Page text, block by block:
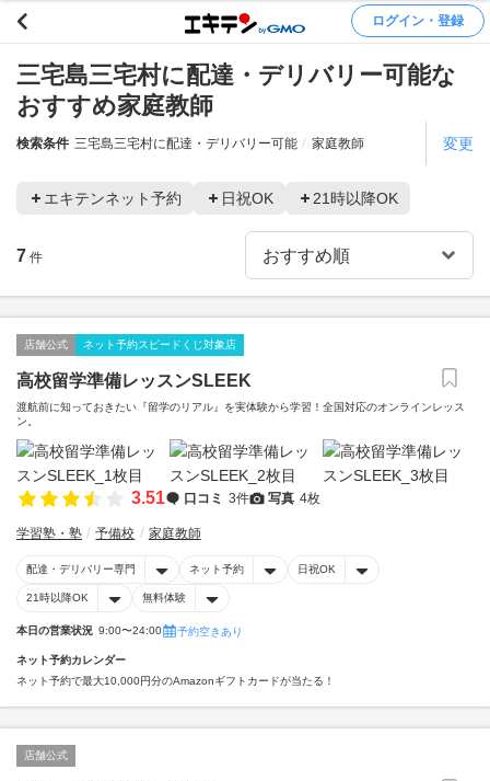
ログイン・登録
三宅島三宅村に配達・デリバリー可能な
おすすめ家庭教師
検索条件 三宅島三宅村に配達・デリバリー可能 家庭教師 変更
エキテンネット予約 日祝OK 21時以降OK
7 件
店舗公式 ネット予約スピードくじ対象店
高校留学準備レッスンSLEEK
渡航前に知っておきたい『留学のリアル』を実体験から学習！全国対応のオンラインレッス
ン。
3.51 口コミ 3件 写真 4枚
学習塾・塾 予備校 家庭教師
配達・デリバリー専門 ネット予約 日祝OK
21時以降OK 無料体験
本日の営業状況 9:00〜24:00 予約空きあり
ネット予約カレンダー
ネット予約で最大10,000円分のAmazonギフトカードが当たる！
店舗公式